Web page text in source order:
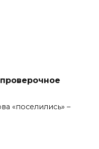
«поселились» –